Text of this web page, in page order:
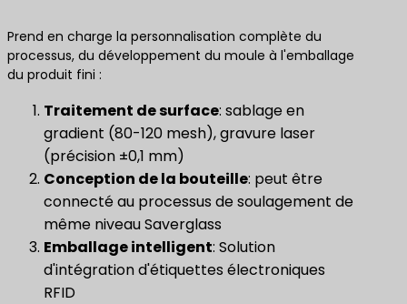
Prend en charge la personnalisation complète du
processus, du développement du moule à l'emballage
du produit fini :
Traitement de surface: sablage en
gradient (80-120 mesh), gravure laser
(précision ±0,1 mm)
Conception de la bouteille: peut être
connecté au processus de soulagement de
même niveau Saverglass
Emballage intelligent: Solution
d'intégration d'étiquettes électroniques
RFID